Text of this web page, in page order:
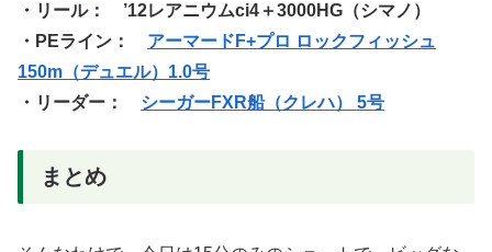
・リール： ’12レアニウムci4＋3000HG（シマノ）
・PEライン： アーマードF+プロ ロックフィッシュ
150m（デュエル）1.0号
・リーダー： シーガーFXR船（クレハ） 5号
まとめ